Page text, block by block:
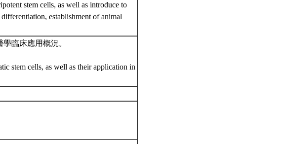
stem cells, as well as introduce to
establishment of animal
臨床應用概況。
stem cells, as well as their application in